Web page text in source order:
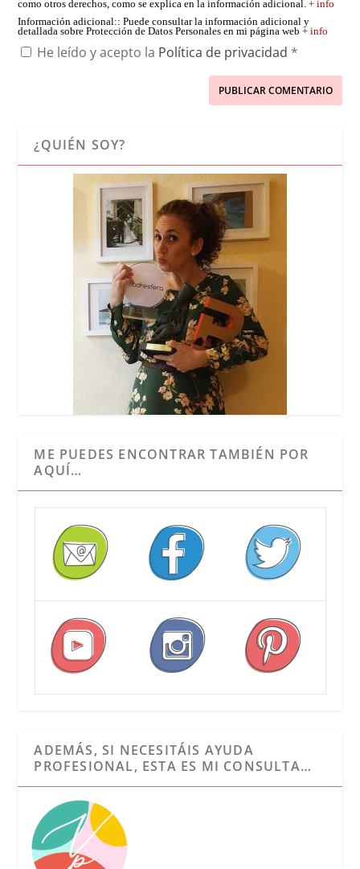
como otros derechos, como se explica en la información adicional.+ info
Información adicional:: Puede consultar la información adicional y
detallada sobre Protección de Datos Personales en mi página web+ info
He leído y acepto la Política de privacidad *
¿QUIÉN SOY?
ME PUEDES ENCONTRAR TAMBIÉN POR
AQUÍ…
ADEMÁS, SI NECESITÁIS AYUDA
PROFESIONAL, ESTA ES MI CONSULTA…